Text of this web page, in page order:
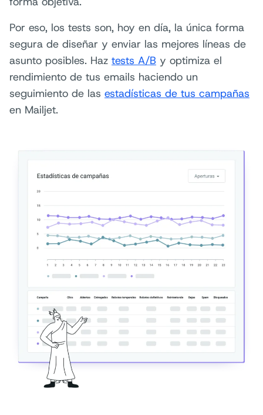
Por eso, los tests son, hoy en día, la única forma
segura de diseñar y enviar las mejores líneas de
asunto posibles. Haz tests A/B y optimiza el
rendimiento de tus emails haciendo un
seguimiento de las estadísticas de tus campañas
en Mailjet.